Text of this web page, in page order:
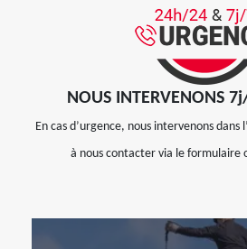
NOUS INTERVENONS
En cas d’urgence, nous intervenons dans
à nous contacter via le formulaire